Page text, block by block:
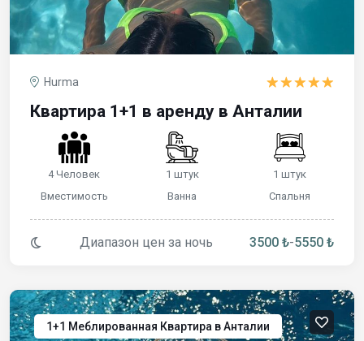
Hurma
Квартира 1+1 в аренду в Анталии
4 Человек
Вместимость
1 штук
Ванна
1 штук
Спальня
Диапазон цен за ночь 3500 ₺-5550 ₺
1+1 Меблированная Квартира в Анталии